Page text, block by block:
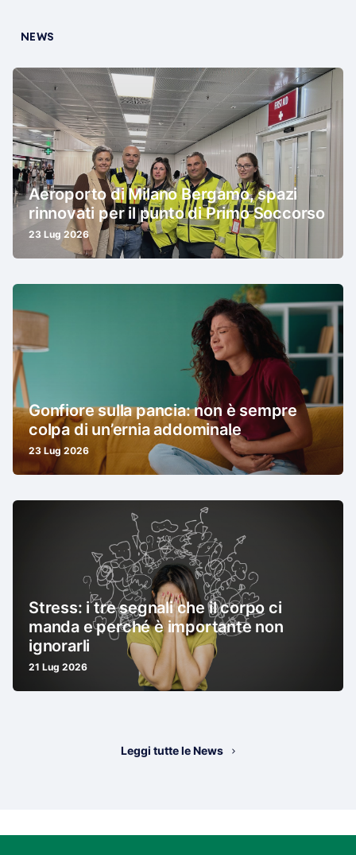
NEWS
Aeroporto di Milano Bergamo, spazi
rinnovati per il punto di Primo Soccorso
23 Lug 2026
Gonfiore sulla pancia: non è sempre
colpa di un’ernia addominale
23 Lug 2026
Stress: i tre segnali che il corpo ci
manda e perché è importante non
ignorarli
21 Lug 2026
Leggi tutte le News